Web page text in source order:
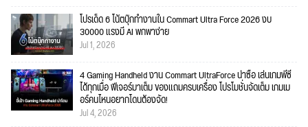
โปรเด็ด 6 โน้ตบุ๊กทำงานใน Commart Ultra Force 2026 งบ
30000 แรงมี AI พกพาง่าย
Jul 1, 2026
4 Gaming Handheld งาน Commart UltraForce น่าซื้อ เล่นเกมพีซี
ได้ทุกเมื่อ ฟีเจอร์มาเต็ม ของแถมครบเครื่อง โปรโมชั่นจัดเต็ม เกมเม
อร์คนไหนอยากโดนต้องจัด!
Jul 4, 2026